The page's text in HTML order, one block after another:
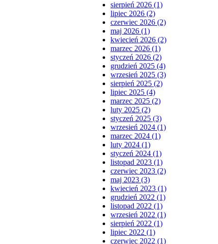
sierpień 2026 (1)
lipiec 2026 (2)
czerwiec 2026 (2)
maj 2026 (1)
kwiecień 2026 (2)
marzec 2026 (1)
styczeń 2026 (2)
grudzień 2025 (4)
wrzesień 2025 (3)
sierpień 2025 (2)
lipiec 2025 (4)
marzec 2025 (2)
luty 2025 (2)
styczeń 2025 (3)
wrzesień 2024 (1)
marzec 2024 (1)
luty 2024 (1)
styczeń 2024 (1)
listopad 2023 (1)
czerwiec 2023 (2)
maj 2023 (3)
kwiecień 2023 (1)
grudzień 2022 (1)
listopad 2022 (1)
wrzesień 2022 (1)
sierpień 2022 (1)
lipiec 2022 (1)
czerwiec 2022 (1)